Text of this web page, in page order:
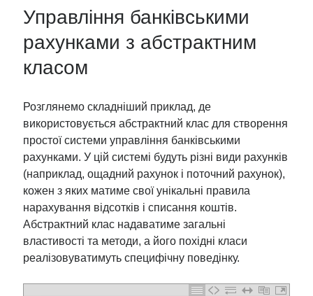
Управління банківськими
рахунками з абстрактним
класом
Розглянемо складніший приклад, де
використовується абстрактний клас для створення
простої системи управління банківськими
рахунками. У цій системі будуть різні види рахунків
(наприклад, ощадний рахунок і поточний рахунок),
кожен з яких матиме свої унікальні правила
нарахування відсотків і списання коштів.
Абстрактний клас надаватиме загальні
властивості та методи, а його похідні класи
реалізовуватимуть специфічну поведінку.